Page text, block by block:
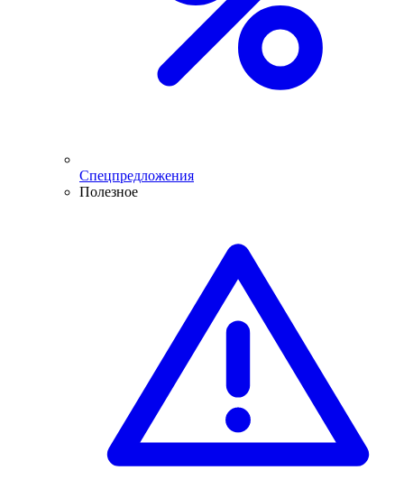
Спецпредложения
Полезное